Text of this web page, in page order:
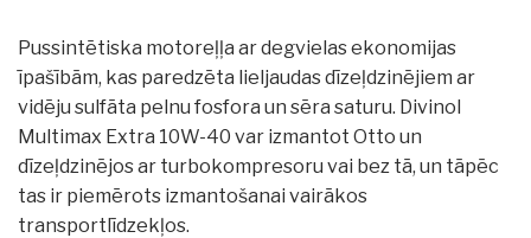
Pussintētiska motoreļļa ar degvielas ekonomijas
īpašībām, kas paredzēta lieljaudas dīzeļdzinējiem ar
vidēju sulfāta pelnu fosfora un sēra saturu. Divinol
Multimax Extra 10W-40 var izmantot Otto un
dīzeļdzinējos ar turbokompresoru vai bez tā, un tāpēc
tas ir piemērots izmantošanai vairākos
transportlīdzekļos.